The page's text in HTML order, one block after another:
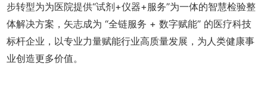
步转型为为医院提供“试剂+仪器+服务”为一体的智慧检验整
体解决方案，矢志成为 “全链服务 + 数字赋能” 的医疗科技
标杆企业，以专业力量赋能行业高质量发展，为人类健康事
业创造更多价值。